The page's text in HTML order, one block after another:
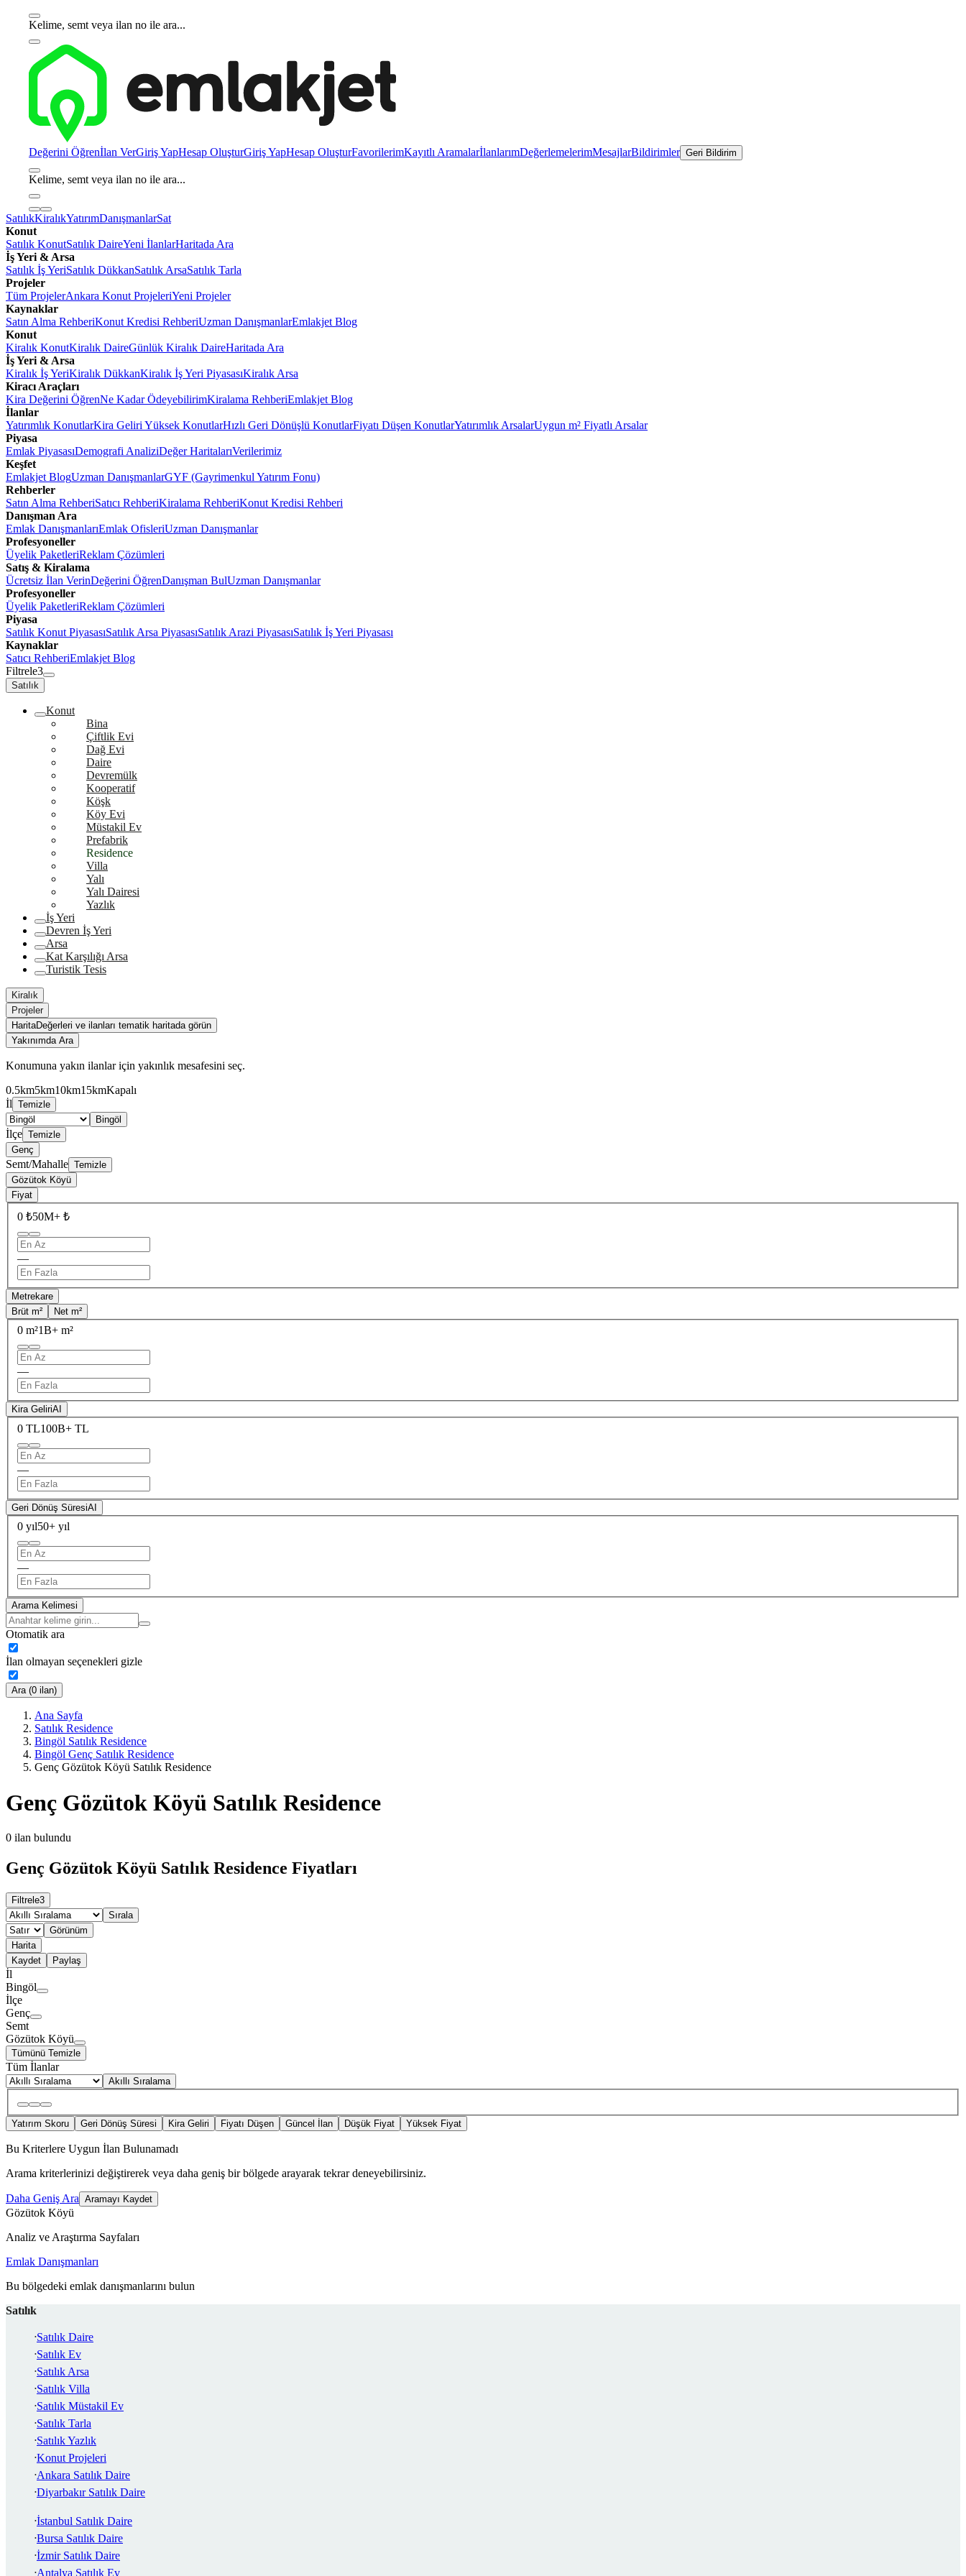
Kelime, semt veya ilan no ile ara...
Değerini Öğrenİlan VerGiriş YapHesap OluşturGiriş YapHesap OluşturFavorilerimKayıtlı AramalarİlanlarımDeğerlemelerimMesajlarBildirimler Geri Bildirim
Kelime, semt veya ilan no ile ara...
SatılıkKiralıkYatırımDanışmanlarSat
Konut
Satılık KonutSatılık DaireYeni İlanlarHaritada Ara
İş Yeri & Arsa
Satılık İş YeriSatılık DükkanSatılık ArsaSatılık Tarla
Projeler
Tüm ProjelerAnkara Konut ProjeleriYeni Projeler
Kaynaklar
Satın Alma RehberiKonut Kredisi RehberiUzman DanışmanlarEmlakjet Blog
Konut
Kiralık KonutKiralık DaireGünlük Kiralık DaireHaritada Ara
İş Yeri & Arsa
Kiralık İş YeriKiralık DükkanKiralık İş Yeri PiyasasıKiralık Arsa
Kiracı Araçları
Kira Değerini ÖğrenNe Kadar ÖdeyebilirimKiralama RehberiEmlakjet Blog
İlanlar
Yatırımlık KonutlarKira Geliri Yüksek KonutlarHızlı Geri Dönüşlü KonutlarFiyatı Düşen KonutlarYatırımlık ArsalarUygun m² Fiyatlı Arsalar
Piyasa
Emlak PiyasasıDemografi AnaliziDeğer HaritalarıVerilerimiz
Keşfet
Emlakjet BlogUzman DanışmanlarGYF (Gayrimenkul Yatırım Fonu)
Rehberler
Satın Alma RehberiSatıcı RehberiKiralama RehberiKonut Kredisi Rehberi
Danışman Ara
Emlak DanışmanlarıEmlak OfisleriUzman Danışmanlar
Profesyoneller
Üyelik PaketleriReklam Çözümleri
Satış & Kiralama
Ücretsiz İlan VerinDeğerini ÖğrenDanışman BulUzman Danışmanlar
Profesyoneller
Üyelik PaketleriReklam Çözümleri
Piyasa
Satılık Konut PiyasasıSatılık Arsa PiyasasıSatılık Arazi PiyasasıSatılık İş Yeri Piyasası
Kaynaklar
Satıcı RehberiEmlakjet Blog
Filtrele3
Satılık
Konut
Bina
Çiftlik Evi
Dağ Evi
Daire
Devremülk
Kooperatif
Köşk
Köy Evi
Müstakil Ev
Prefabrik
Residence
Villa
Yalı
Yalı Dairesi
Yazlık
İş Yeri
Devren İş Yeri
Arsa
Kat Karşılığı Arsa
Turistik Tesis
Kiralık
Projeler
HaritaDeğerleri ve ilanları tematik haritada görün
Yakınımda Ara
Konumuna yakın ilanlar için yakınlık mesafesini seç.
0.5km5km10km15kmKapalı
İl Temizle
Bingöl
İlçe Temizle
Genç
Semt/Mahalle Temizle
Gözütok Köyü
Fiyat
0 ₺50M+ ₺
—
Metrekare
Brüt m²
Net m²
0 m²1B+ m²
—
Kira GeliriAI
0 TL100B+ TL
—
Geri Dönüş SüresiAI
0 yıl50+ yıl
—
Arama Kelimesi
Otomatik ara
İlan olmayan seçenekleri gizle
Ara (0 ilan)
Ana Sayfa
Satılık Residence
Bingöl Satılık Residence
Bingöl Genç Satılık Residence
Genç Gözütok Köyü Satılık Residence
Genç Gözütok Köyü Satılık Residence
0 ilan bulundu
Genç Gözütok Köyü Satılık Residence Fiyatları
Filtrele3
Sırala
Görünüm
Harita
Kaydet
Paylaş
İl
Bingöl
İlçe
Genç
Semt
Gözütok Köyü
Tümünü Temizle
Tüm İlanlar
Akıllı Sıralama
Yatırım Skoru Geri Dönüş Süresi Kira Geliri Fiyatı Düşen Güncel İlan Düşük Fiyat Yüksek Fiyat
Bu Kriterlere Uygun İlan Bulunamadı
Arama kriterlerinizi değiştirerek veya daha geniş bir bölgede arayarak tekrar deneyebilirsiniz.
Daha Geniş Ara Aramayı Kaydet
Gözütok Köyü
Analiz ve Araştırma Sayfaları
Emlak Danışmanları
Bu bölgedeki emlak danışmanlarını bulun
Satılık
Satılık Daire
Satılık Ev
Satılık Arsa
Satılık Villa
Satılık Müstakil Ev
Satılık Tarla
Satılık Yazlık
Konut Projeleri
Ankara Satılık Daire
Diyarbakır Satılık Daire
İstanbul Satılık Daire
Bursa Satılık Daire
İzmir Satılık Daire
Antalya Satılık Ev